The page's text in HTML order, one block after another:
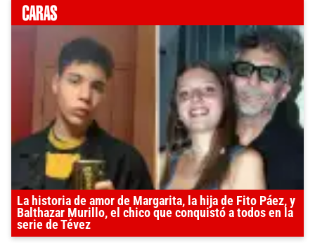
La historia de amor de Margarita, la hija de Fito Páez, y
Balthazar Murillo, el chico que conquistó a todos en la
serie de Tévez